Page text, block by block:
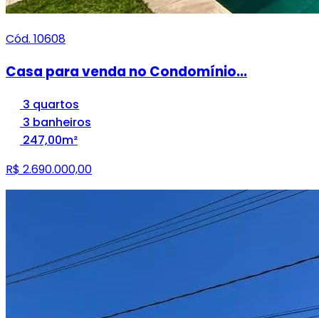
Cód. 10608
Casa para venda no Condomínio...
3 quartos
3 banheiros
247,00m²
R$ 2.690.000,00